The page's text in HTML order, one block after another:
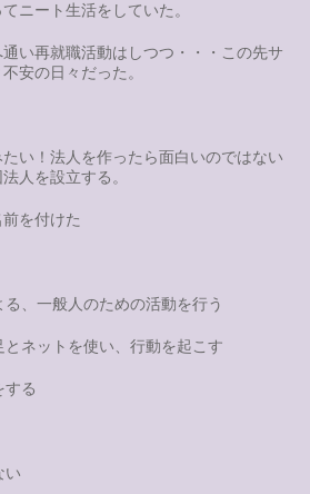
ニート生活をしていた。
い再就職活動はしつつ・・・この先サ
安の日々だった。
たい！法人を作ったら面白いのではない
人を設立する。
を付けた
、一般人のための活動を行う
ネットを使い、行動を起こす
する
い